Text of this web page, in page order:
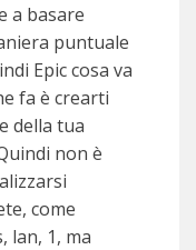
a basare
puntuale
Epic cosa va
fa è crearti
della tua
non è
come
lan, 1, ma